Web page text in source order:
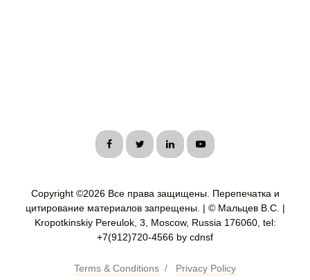
Copyright ©2026 Все права защищены. Перепечатка и
цитирование материалов запрещены. | © Мальцев В.С. |
Kropotkinskiy Pereulok, 3, Moscow, Russia 176060, tel:
+7(912)720-4566 by cdnsf
Terms & Conditions / Privacy Policy